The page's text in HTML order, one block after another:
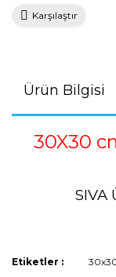
Karşılaştır
Ürün Bilgisi
30X30
SIVA
Bu ürünün fiyat
Etiketler :